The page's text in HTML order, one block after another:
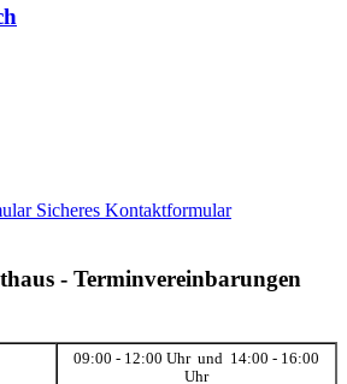
Sicheres Kontaktformular
- Terminvereinbarungen
09:00 - 12:00 Uhr und 14:00 - 16:00
Uhr